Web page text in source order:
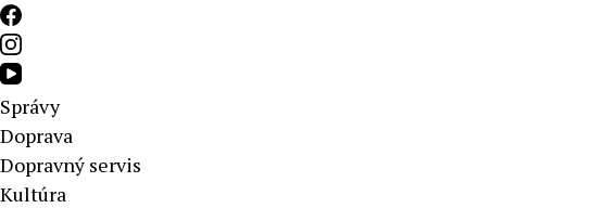
Správy
Doprava
Dopravný servis
Kultúra